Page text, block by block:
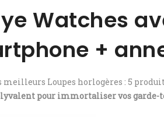
Watches
+
meilleurs Loupes horlogères : 5
pour immortaliser vos garde-